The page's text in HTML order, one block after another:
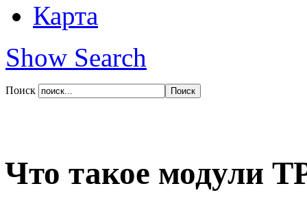
Карта
Show Search
Поиск
Что такое модули